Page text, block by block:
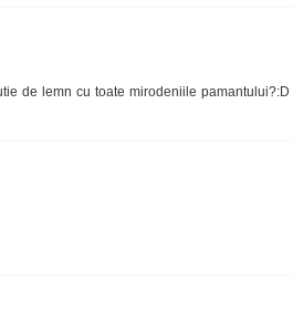
de lemn cu toate mirodeniile pamantului?:D